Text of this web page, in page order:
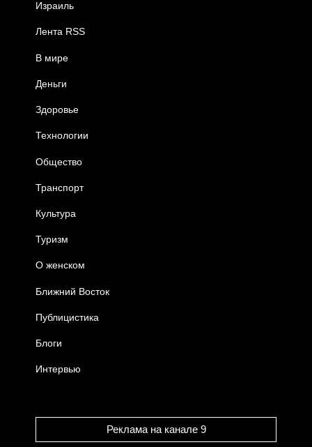
Израиль
Лента RSS
В мире
Деньги
Здоровье
Технологии
Общество
Транспорт
Культура
Туризм
О женском
Ближний Восток
Публицистика
Блоги
Интервью
Реклама на канале 9